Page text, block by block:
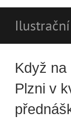
Když
Plzni v